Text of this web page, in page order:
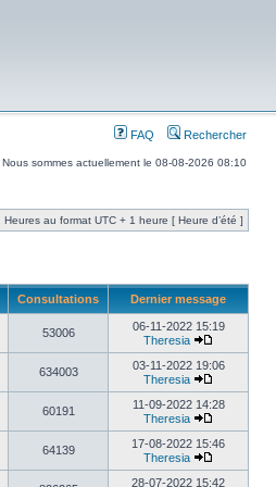
FAQ Rechercher
Nous sommes actuellement le 08-08-2026 08:10
Heures au format UTC + 1 heure [ Heure d’été ]
Consultations Dernier message
53006
06-11-2022 15:19
Theresia
634003
03-11-2022 19:06
Theresia
60191
11-09-2022 14:28
Theresia
64139
17-08-2022 15:46
Theresia
28-07-2022 15:42